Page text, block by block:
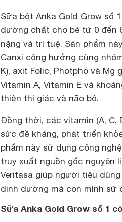
Sữa bột Anka Gold Grow số
dưỡng chất cho bé từ 0 đến
nặng và trí tuệ. Sản phẩm
Canxi cộng hưởng cùng
K), axit Folic, Photpho và
Vitamin A, Vitamin E và
thiện thị giác và não bộ.
Đồng thời, các vitamin (A, C,
sức đề kháng, phát triển
phẩm này sử dụng công
truy xuất nguồn gốc nguyên
Veritasa giúp người tiêu
dinh dưỡng mà con mình sử
Sữa Anka Gold Grow số 1